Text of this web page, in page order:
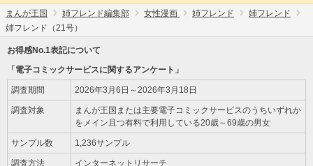
まんが王国 姉フレンド編集部 女性漫画 姉フレンド
姉フレンド
姉フレンド（21号）
お得感No.1表記について
「電子コミックサービスに関するアンケート」
調査期間 2026年3月6日～2026年3月18日
調査対象
まんが王国または主要電子コミックサービスのうちいずれか
をメイン且つ有料で利用している20歳～69歳の男女
サンプル数 1,236サンプル
調査方法 インターネットリサーチ